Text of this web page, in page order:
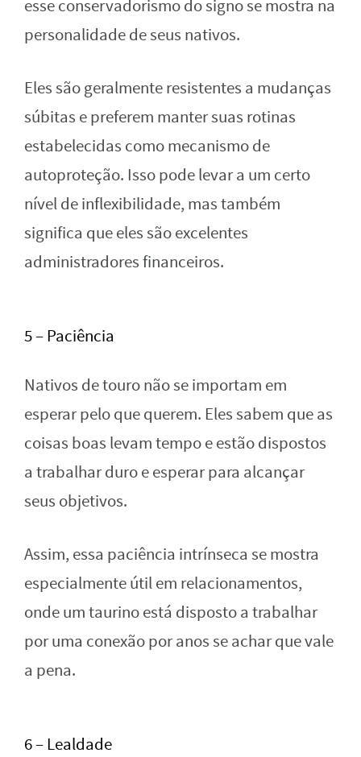
esse conservadorismo do signo se mostra na
personalidade de seus nativos.
Eles são geralmente resistentes a mudanças
súbitas e preferem manter suas rotinas
estabelecidas como mecanismo de
autoproteção. Isso pode levar a um certo
nível de inflexibilidade, mas também
significa que eles são excelentes
administradores financeiros.
5 – Paciência
Nativos de touro não se importam em
esperar pelo que querem. Eles sabem que as
coisas boas levam tempo e estão dispostos
a trabalhar duro e esperar para alcançar
seus objetivos.
Assim, essa paciência intrínseca se mostra
especialmente útil em relacionamentos,
onde um taurino está disposto a trabalhar
por uma conexão por anos se achar que vale
a pena.
6 – Lealdade